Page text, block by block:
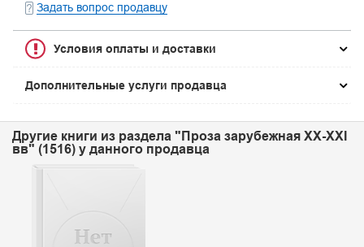
Задать вопрос продавцу
Условия оплаты и доставки
Дополнительные услуги продавца
Другие книги из раздела "Проза зарубежная XX-XXI
вв" (1516) у данного продавца